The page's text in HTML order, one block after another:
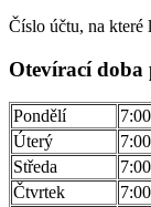
Číslo účtu, na které
Otevírací doba
Pondělí
Úterý
Středa
Čtvrtek